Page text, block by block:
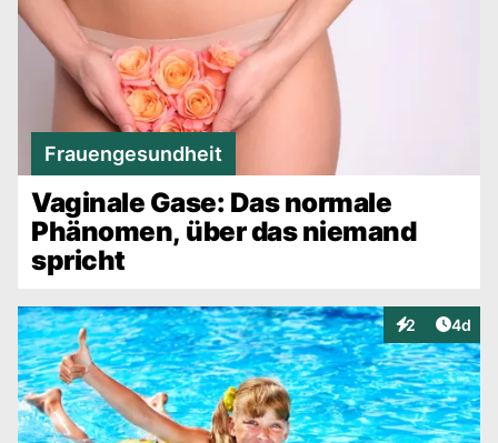
Frauengesundheit
Vaginale Gase: Das normale
Phänomen, über das niemand
spricht
2
Interaktionen
4d